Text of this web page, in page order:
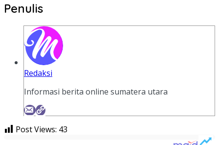
Penulis
Redaksi
Informasi berita online sumatera utara
Post Views: 43